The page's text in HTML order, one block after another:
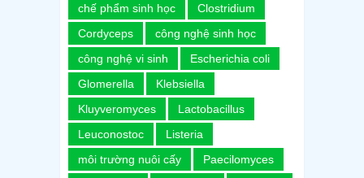
chế phẩm sinh học
Clostridium
Cordyceps
công nghệ sinh học
công nghệ vi sinh
Escherichia coli
Glomerella
Klebsiella
Kluyveromyces
Lactobacillus
Leuconostoc
Listeria
môi trường nuôi cấy
Paecilomyces